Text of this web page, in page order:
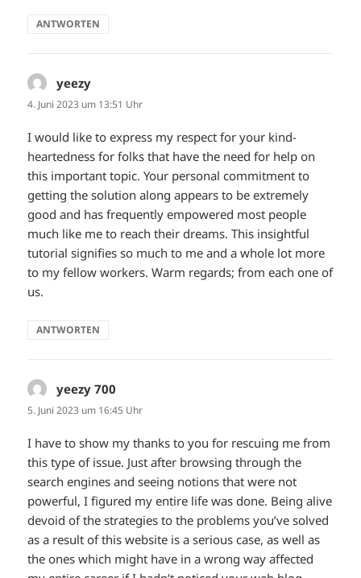
ANTWORTEN
yeezy
4. Juni 2023 um 13:51 Uhr
I would like to express my respect for your kind-
heartedness for folks that have the need for help on
this important topic. Your personal commitment to
getting the solution along appears to be extremely
good and has frequently empowered most people
much like me to reach their dreams. This insightful
tutorial signifies so much to me and a whole lot more
to my fellow workers. Warm regards; from each one of
us.
ANTWORTEN
yeezy 700
5. Juni 2023 um 16:45 Uhr
I have to show my thanks to you for rescuing me from
this type of issue. Just after browsing through the
search engines and seeing notions that were not
powerful, I figured my entire life was done. Being alive
devoid of the strategies to the problems you’ve solved
as a result of this website is a serious case, as well as
the ones which might have in a wrong way affected